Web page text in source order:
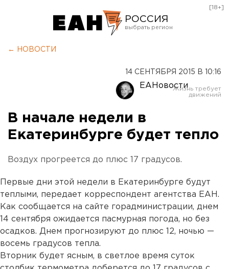
РОССИЯ
Оренбург
[18+]
← НОВОСТИ
14 СЕНТЯБРЯ 2015 В 10:16
ЕАНовости
В начале недели в
Екатеринбурге будет тепло
Воздух прогреется до плюс 17 градусов.
Первые дни этой недели в Екатеринбурге будут
теплыми, передает корреспондент агентства ЕАН.
Как сообщается на сайте горадминистрации, днем
14 сентября ожидается пасмурная погода, но без
осадков. Днем прогнозируют до плюс 12, ночью —
восемь градусов тепла.
Вторник будет ясным, в светлое время суток